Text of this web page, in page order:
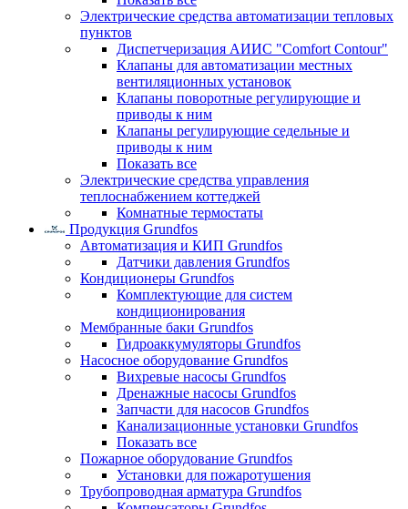
Электрические средства автоматизации тепловых
пунктов
Диспетчеризация АИИС "Comfort Contour"
Клапаны для автоматизации местных
вентиляционных установок
Клапаны поворотные регулирующие и
приводы к ним
Клапаны регулирующие седельные и
приводы к ним
Показать все
Электрические средства управления
теплоснабжением коттеджей
Комнатные термостаты
Продукция Grundfos
Автоматизация и КИП Grundfos
Датчики давления Grundfos
Кондиционеры Grundfos
Комплектующие для систем
кондиционирования
Мембранные баки Grundfos
Гидроаккумуляторы Grundfos
Насосное оборудование Grundfos
Вихревые насосы Grundfos
Дренажные насосы Grundfos
Запчасти для насосов Grundfos
Канализационные установки Grundfos
Показать все
Пожарное оборудование Grundfos
Установки для пожаротушения
Трубопроводная арматура Grundfos